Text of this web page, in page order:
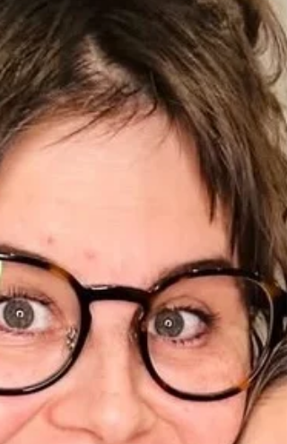
kan man svälja hela kakan Rena rama otyg
Tomten rör om